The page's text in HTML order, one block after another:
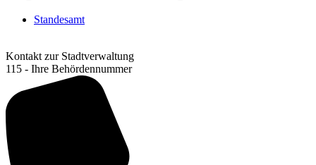
Standesamt
Kontakt zur Stadtverwaltung
115 - Ihre Behördennummer